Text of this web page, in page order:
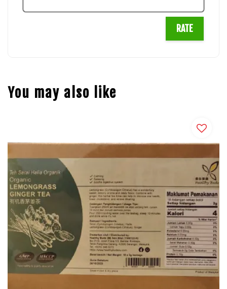
RATE
You may also like